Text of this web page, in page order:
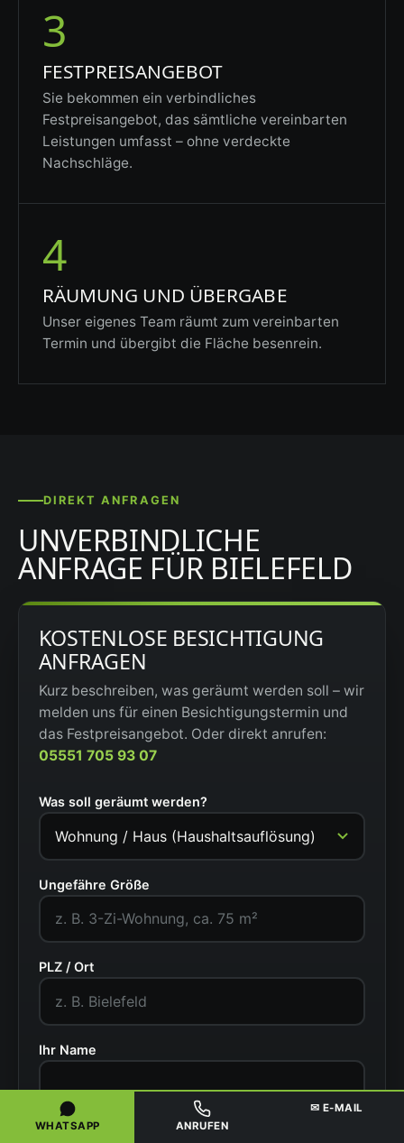
3
FESTPREISANGEBOT
Sie bekommen ein verbindliches
Festpreisangebot, das sämtliche vereinbarten
Leistungen umfasst – ohne verdeckte
Nachschläge.
4
RÄUMUNG UND ÜBERGABE
Unser eigenes Team räumt zum vereinbarten
Termin und übergibt die Fläche besenrein.
DIREKT ANFRAGEN
UNVERBINDLICHE
ANFRAGE FÜR BIELEFELD
KOSTENLOSE BESICHTIGUNG
ANFRAGEN
Kurz beschreiben, was geräumt werden soll – wir
melden uns für einen Besichtigungstermin und
das Festpreisangebot. Oder direkt anrufen:
05551 705 93 07
Was soll geräumt werden?
Ungefähre Größe
PLZ / Ort
Ihr Name
Telefonnummer
WHATSAPP ANRUFEN
✉ E-MAIL